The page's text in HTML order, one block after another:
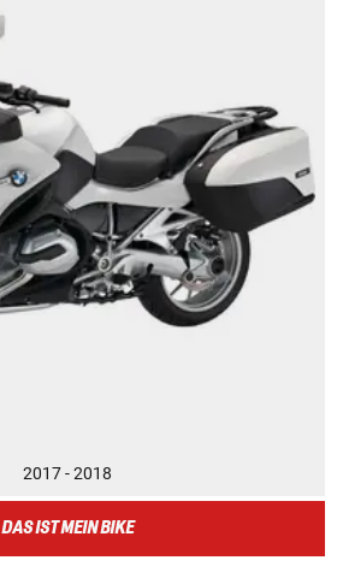
2017 - 2018
DAS IST MEIN BIKE